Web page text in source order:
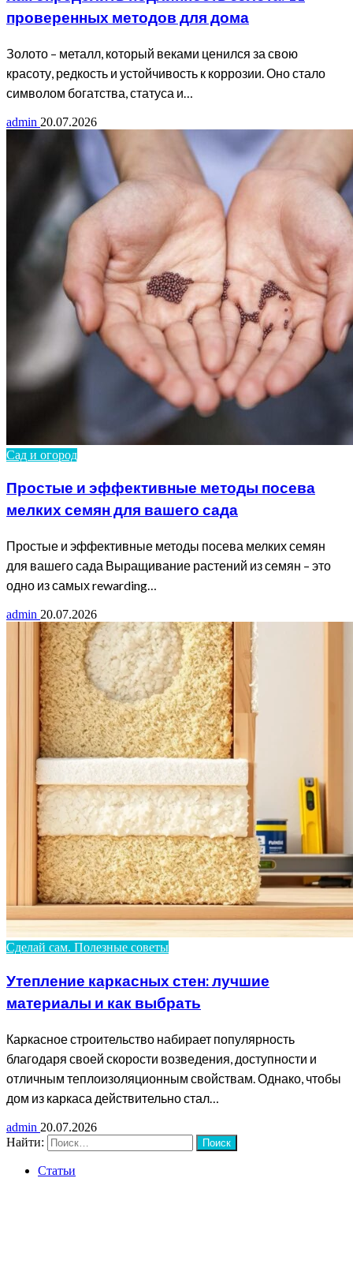
проверенных методов для дома
Золото – металл, который веками ценился за свою
красоту, редкость и устойчивость к коррозии. Оно стало
символом богатства, статуса и…
admin 20.07.2026
Сад и огород
Простые и эффективные методы посева
мелких семян для вашего сада
Простые и эффективные методы посева мелких семян
для вашего сада Выращивание растений из семян – это
одно из самых rewarding…
admin 20.07.2026
Сделай сам. Полезные советы
Утепление каркасных стен: лучшие
материалы и как выбрать
Каркасное строительство набирает популярность
благодаря своей скорости возведения, доступности и
отличным теплоизоляционным свойствам. Однако, чтобы
дом из каркаса действительно стал…
admin 20.07.2026
Найти:
Статьи